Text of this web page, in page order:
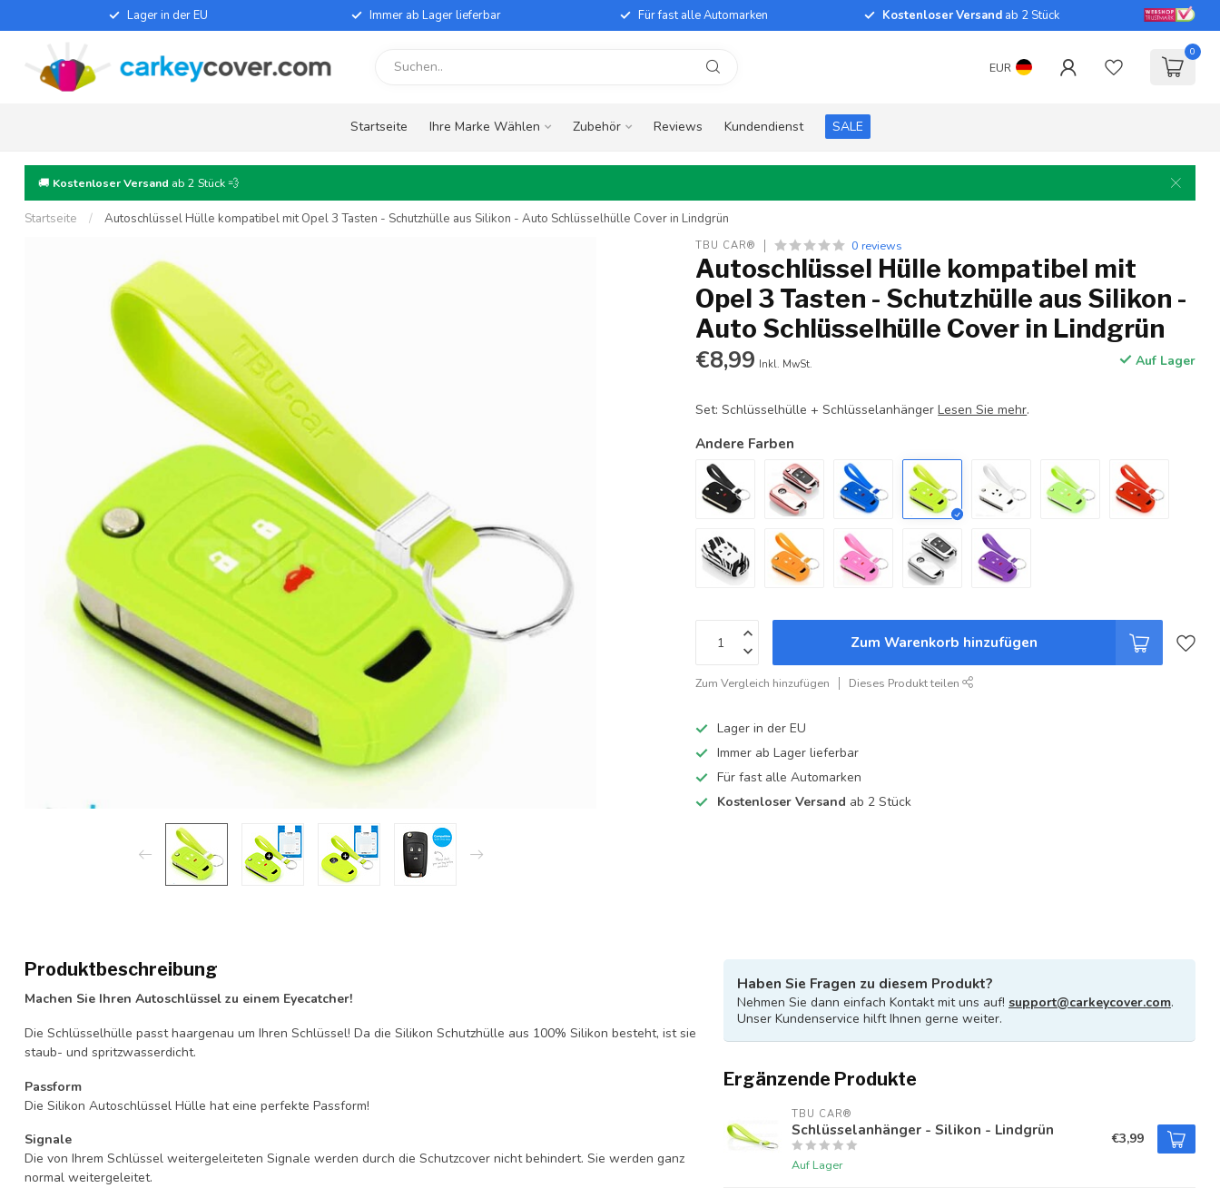
Lager in der EU Immer ab Lager lieferbar Für fast alle Automarken Kostenloser Versand ab 2 Stück
EUR
0
Startseite Ihre Marke Wählen Zubehör Reviews Kundendienst SALE
🚚 Kostenloser Versand ab 2 Stück 💨
Startseite / Autoschlüssel Hülle kompatibel mit Opel 3 Tasten - Schutzhülle aus Silikon - Auto Schlüsselhülle Cover in Lindgrün
TBU CAR® 0 reviews
Autoschlüssel Hülle kompatibel mit
Opel 3 Tasten - Schutzhülle aus Silikon -
Auto Schlüsselhülle Cover in Lindgrün
€8,99 Inkl. MwSt. Auf Lager
Set: Schlüsselhülle + SchlüsselanhängerLesen Sie mehr.
Andere Farben
Zum Warenkorb hinzufügen
Zum Vergleich hinzufügen Dieses Produkt teilen
Lager in der EU
Immer ab Lager lieferbar
Für fast alle Automarken
Kostenloser Versand ab 2 Stück
Produktbeschreibung
Machen Sie Ihren Autoschlüssel zu einem Eyecatcher!
Die Schlüsselhülle passt haargenau um Ihren Schlüssel! Da die Silikon Schutzhülle aus 100% Silikon besteht, ist sie
staub- und spritzwasserdicht.
Passform
Die Silikon Autoschlüssel Hülle hat eine perfekte Passform!
Signale
Die von Ihrem Schlüssel weitergeleiteten Signale werden durch die Schutzcover nicht behindert. Sie werden ganz
normal weitergeleitet.
Haben Sie Fragen zu diesem Produkt?
Nehmen Sie dann einfach Kontakt mit uns auf! support@carkeycover.com.
Unser Kundenservice hilft Ihnen gerne weiter.
Ergänzende Produkte
TBU CAR®
Schlüsselanhänger - Silikon - Lindgrün
Auf Lager
€3,99